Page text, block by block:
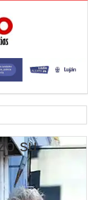
nueve jugadores
será sede del primer
la obra en La Loma
su